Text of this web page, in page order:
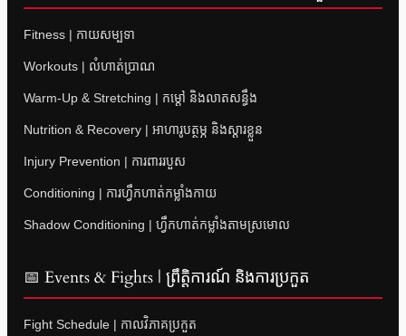
Fitness | កាយសម្បទា
Workouts | លំហាត់ប្រាណ
Warm-Up & Stretching | កម្តៅ និងលាតសន្ធឹង
Nutrition & Recovery | អាហារូបត្ថម្ភ និងស្តារខ្លួន
Injury Prevention | ការពាររបួស
Conditioning | ការហ្វឹកហាត់កម្លាំងកាយ
Shadow Conditioning | ហ្វឹកហាត់កម្លាំងតាមស្រមោល
📅 Events & Fights | ព្រឹត្តិការណ៍ និងការប្រកួត
Fight Schedule | កាលវិភាគប្រកួត